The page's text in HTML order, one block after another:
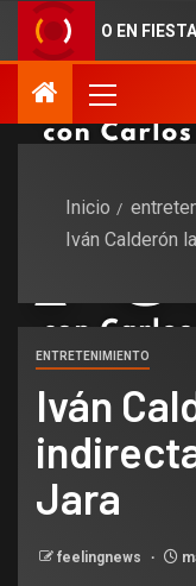
EN FIESTA” EL
Inicio
Iván Calderón
ENTRETENIMIENTO
Iván
Jara
feelingnews